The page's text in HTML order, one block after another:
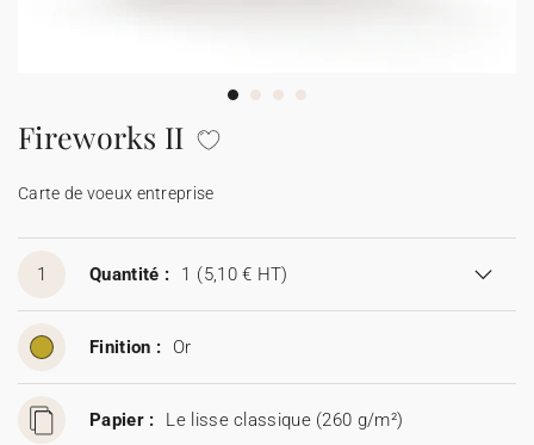
★ Demande d'échantillons
Menus
Présentoirs comptoir
Stickers
Fireworks II
Carte de voeux entreprise
1 Quantité : 1 (5,10 € HT)
Finition : Or
Papier : Le lisse classique (260 g/m²)